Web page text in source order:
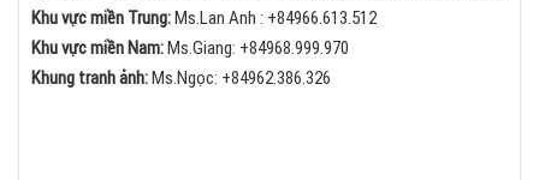
Khu vực miền Trung:Ms.Lan Anh : +84966.613.512
Khu vực miền Nam:Ms.Giang: +84968.999.970
Khung tranh ảnh:Ms.Ngọc: +84962.386.326